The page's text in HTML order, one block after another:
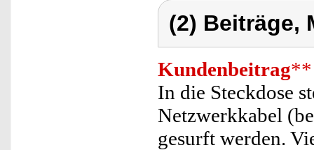
(2) Beiträge,
Kundenbeitrag**
In die Steckdose
Netzwerkkabel
gesurft werden.